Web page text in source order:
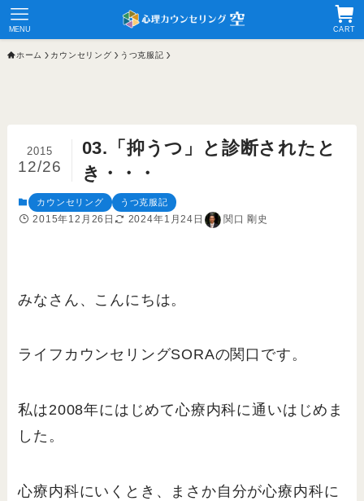
CART
MENU
ホーム カウンセリング うつ克服記
03.「抑うつ」と診断されたと
き・・・
2015
12/26
カウンセリング うつ克服記
2015年12月26日 2024年1月24日 関口 剛史
みなさん、こんにちは。
ライフカウンセリングSORAの関口です。
私は2008年にはじめて心療内科に通いはじめま
した。
心療内科にいくとき、まさか自分が心療内科に